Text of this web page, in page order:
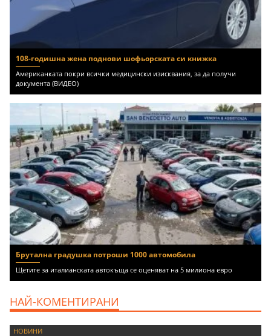
108-годишна жена поднови шофьорската си книжка
Американката покри всички медицински изисквания, за да получи
документа (ВИДЕО)
Брутална градушка потроши 1000 автомобила
Щетите за италианската автокъща се оценяват на 5 милиона евро
НАЙ-КОМЕНТИРАНИ
НОВИНИ